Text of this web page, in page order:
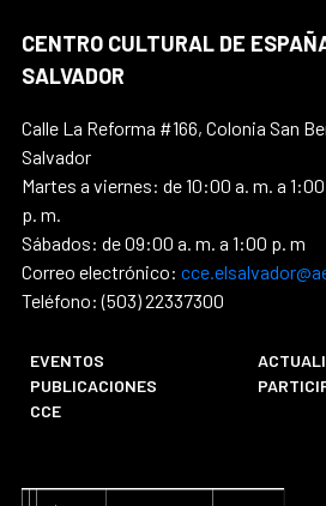
CENTRO CULTURAL DE
SALVADOR
Calle La Reforma #166, Colonia San
Salvador
Martes a viernes: de 10:00 a. m. a
p. m.
Sábados: de 09:00 a. m. a 1:00 p. m
Correo electrónico:
Teléfono: (503) 22337300
EVENTOS
PUBLICACIONES
CCE